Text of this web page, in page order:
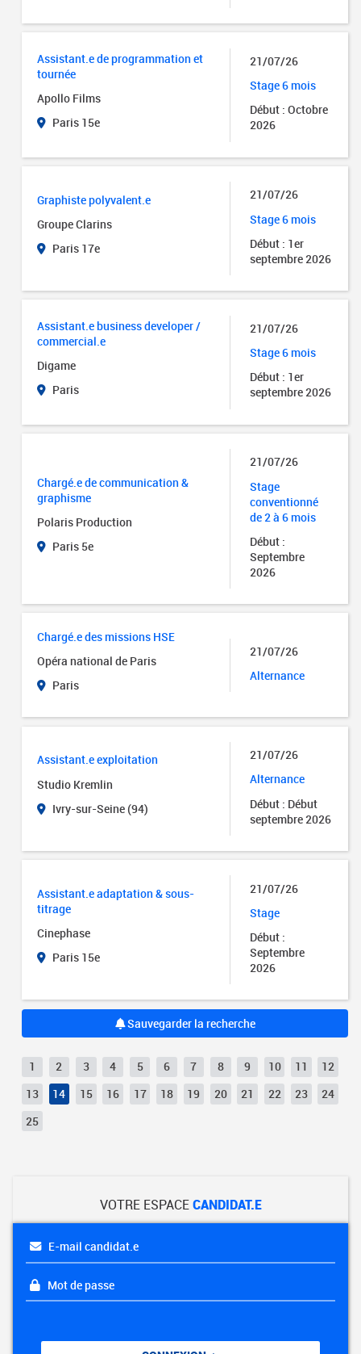
Assistant.e de programmation et
tournée
Apollo Films
Paris 15e
21/07/26
Stage 6 mois
Début : Octobre
2026
Graphiste polyvalent.e
Groupe Clarins
Paris 17e
21/07/26
Stage 6 mois
Début : 1er
septembre 2026
Assistant.e business developer /
commercial.e
Digame
Paris
21/07/26
Stage 6 mois
Début : 1er
septembre 2026
Chargé.e de communication &
graphisme
Polaris Production
Paris 5e
21/07/26
Stage
conventionné
de 2 à 6 mois
Début :
Septembre
2026
Chargé.e des missions HSE
Opéra national de Paris
Paris
21/07/26
Alternance
Assistant.e exploitation
Studio Kremlin
Ivry-sur-Seine (94)
21/07/26
Alternance
Début : Début
septembre 2026
Assistant.e adaptation & sous-
titrage
Cinephase
Paris 15e
21/07/26
Stage
Début :
Septembre
2026
Sauvegarder la recherche
1 2 3 4 5 6 7 8 9 10 11
12
13
14 15 16 17 18 19 20 21 22 23
24
25
VOTRE ESPACECANDIDAT.E
E-mail candidat.e
Mot de passe